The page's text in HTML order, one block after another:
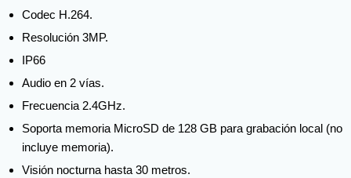
Codec H.264.
Resolución 3MP.
IP66
Audio en 2 vías.
Frecuencia 2.4GHz.
Soporta memoria MicroSD de 128 GB para grabación local (no
incluye memoria).
Visión nocturna hasta 30 metros.